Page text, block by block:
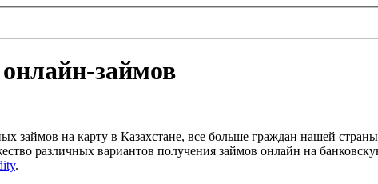
займов
займов на карту в Казахстане, все больше граждан нашей
различных вариантов получения займов онлайн на
.